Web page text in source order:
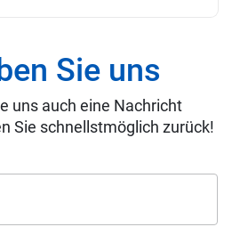
Sie uns
uns auch eine Nachricht
Sie schnellstmöglich zurück!